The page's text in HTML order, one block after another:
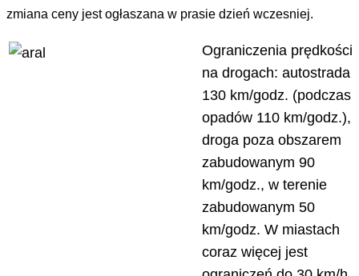
zmiana ceny jest ogłaszana w prasie dzień wczesniej.
Ograniczenia prędkości
na drogach: autostrada
130 km/godz. (podczas
opadów 110 km/godz.),
droga poza obszarem
zabudowanym 90
km/godz., w terenie
zabudowanym 50
km/godz. W miastach
coraz więcej jest